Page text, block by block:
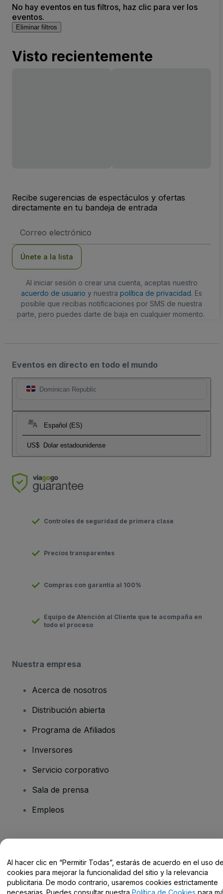
No hay eventos en tus filtros, haz clic para ver los
eventos.
Eliminar filtros
Visto recientemente
Recibe sugerencias de espectáculos y ofertas
directamente en tu bandeja de entrada
de
Únete a la lista
Al iniciar sesión o crear una cuenta, aceptas nuestro
acuerdo de usuario y nuestra política de privacidad. Es
posible que recibas notificaciones por SMS de nuestra
parte, pero puedes darte de baja en cualquier momento.
Eventos en directo en todo el mundo
Dominican Republic
Español (ES)
US$ Dolar estadounidense
Controles de seguridad de primera clase
Precios transparentes
Compras con garantía al 100%
Equipo de Atención al Cliente que te acompaña en
todo el proceso
Nuestra empresa
Acerca de nosotros
Distribución abierta
Programa de Afiliados
Inversores
Servicio corporativo
Sala de prensa
Empleos
Centro de Ayuda / Contacto
Al hacer clic en “Permitir Todas”, estarás de acuerdo en el uso
cookies para mejorar la funcionalidad del sitio y la relevancia
publicitaria. De modo contrario, usaremos cookies estrictamente
necesarias. Puedes consultar nuestra Política de Cookies para